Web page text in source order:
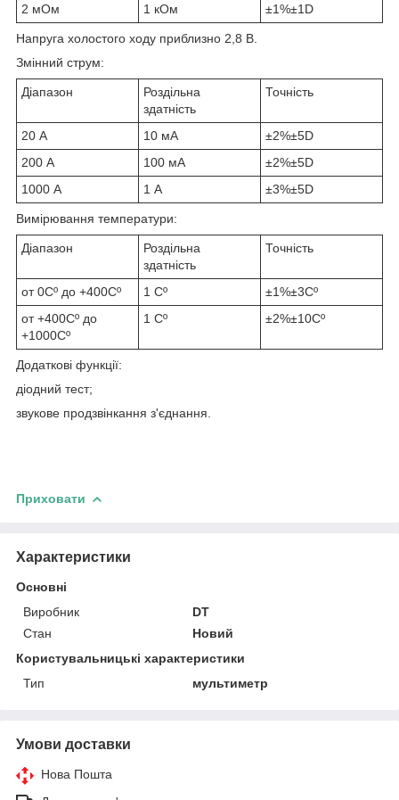
2 мОм
1 кОм ±1%±1D
Напруга холостого ходу приблизно 2,8 В.
Змінний струм:
Діапазон
Роздільна
здатність
Точність
20 А 10 мА
±2%±5D
200 А
100 мА
±2%±5D
1000 А
1 А ±3%±5D
Вимірювання температури:
Діапазон
Роздільна
здатність
Точність
от 0Cº до +400Cº 1 Сº
±1%±3Сº
от +400Cº до
+1000Cº
1 Сº ±2%±10Сº
Додаткові функції:
діодний тест;
звукове продзвінкання з'єднання.
Приховати
Характеристики
Основні
Виробник
DT
Стан
Новий
Користувальницькі характеристики
Тип
мультиметр
Умови доставки
Нова Пошта